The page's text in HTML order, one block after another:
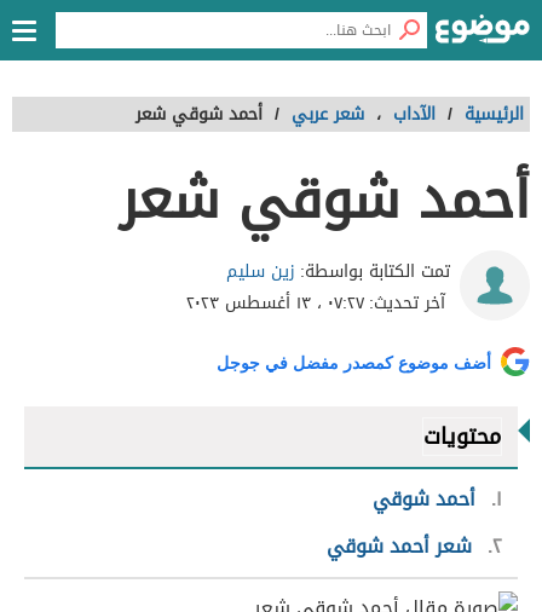
الرئيسية / الآداب ، شعر عربي / أحمد شوقي شعر
أحمد شوقي شعر
تمت الكتابة بواسطة: زين سليم
آخر تحديث:٠٧:٢٧ ، ١٣ أغسطس ٢٠٢٣
أضف موضوع كمصدر مفضل في جوجل
محتويات
١ أحمد شوقي
٢ شعر أحمد شوقي